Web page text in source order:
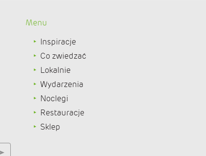
Menu
Inspiracje
Co zwiedzać
Lokalnie
Wydarzenia
Noclegi
Restauracje
Sklep